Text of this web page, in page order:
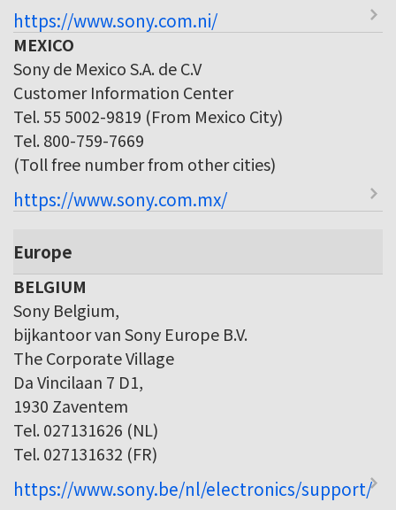
https://www.sony.com.ni/
MEXICO
Sony de Mexico S.A. de C.V
Customer Information Center
Tel. 55 5002-9819 (From Mexico City)
Tel. 800-759-7669
(Toll free number from other cities)
https://www.sony.com.mx/
Europe
BELGIUM
Sony Belgium,
bijkantoor van Sony Europe B.V.
The Corporate Village
Da Vincilaan 7 D1,
1930 Zaventem
Tel. 027131626 (NL)
Tel. 027131632 (FR)
https://www.sony.be/nl/electronics/support/